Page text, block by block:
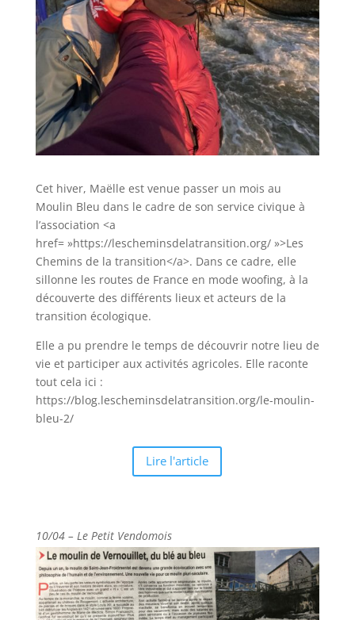
Cet hiver, Maëlle est venue passer un mois au
Moulin Bleu dans le cadre de son service civique à
l’association <a
href= »https://lescheminsdelatransition.org/ »>Les
Chemins de la transition</a>. Dans ce cadre, elle
sillonne les routes de France en mode woofing, à la
découverte des différents lieux et acteurs de la
transition écologique.
Elle a pu prendre le temps de découvrir notre lieu de
vie et participer aux activités agricoles. Elle raconte
tout cela ici :
https://blog.lescheminsdelatransition.org/le-moulin-
bleu-2/
Lire l'article
10/04 – Le Petit Vendomois